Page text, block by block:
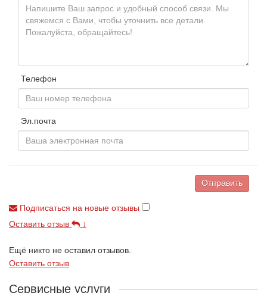
Телефон
Эл.почта
Отправить
Подписаться на новые отзывы
Оставить отзыв
↓
Ещё никто не оставил отзывов.
Оставить отзыв
Сервисные услуги